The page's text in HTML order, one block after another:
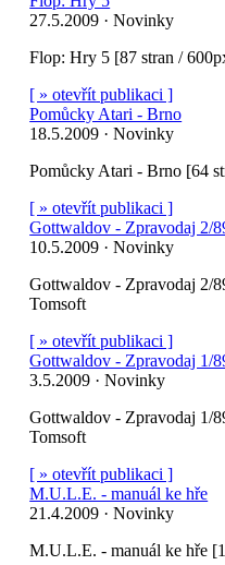
27.5.2009 · Novinky
Flop: Hry 5 [87 stran /
[ » otevřít publikaci ]
Pomůcky Atari - Brno
18.5.2009 · Novinky
Pomůcky Atari - Brno [64
[ » otevřít publikaci ]
Gottwaldov - Zpravodaj 2/
10.5.2009 · Novinky
Gottwaldov - Zpravodaj 2/
Tomsoft
[ » otevřít publikaci ]
Gottwaldov - Zpravodaj 1/
3.5.2009 · Novinky
Gottwaldov - Zpravodaj 1/
Tomsoft
[ » otevřít publikaci ]
M.U.L.E. - manuál ke hře
21.4.2009 · Novinky
M.U.L.E. - manuál ke hře